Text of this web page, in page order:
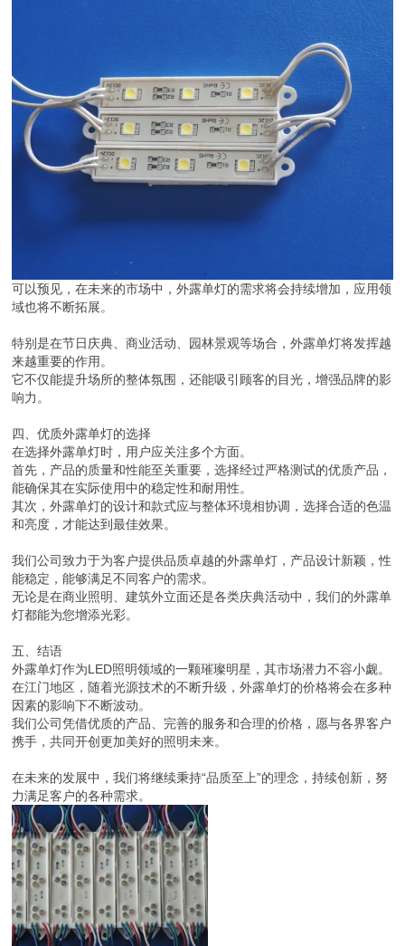
可以预见，在未来的市场中，外露单灯的需求将会持续增加，应用领
域也将不断拓展。
特别是在节日庆典、商业活动、园林景观等场合，外露单灯将发挥越
来越重要的作用。
它不仅能提升场所的整体氛围，还能吸引顾客的目光，增强品牌的影
响力。
四、优质外露单灯的选择
在选择外露单灯时，用户应关注多个方面。
首先，产品的质量和性能至关重要，选择经过严格测试的优质产品，
能确保其在实际使用中的稳定性和耐用性。
其次，外露单灯的设计和款式应与整体环境相协调，选择合适的色温
和亮度，才能达到最佳效果。
我们公司致力于为客户提供品质卓越的外露单灯，产品设计新颖，性
能稳定，能够满足不同客户的需求。
无论是在商业照明、建筑外立面还是各类庆典活动中，我们的外露单
灯都能为您增添光彩。
五、结语
外露单灯作为LED照明领域的一颗璀璨明星，其市场潜力不容小觑。
在江门地区，随着光源技术的不断升级，外露单灯的价格将会在多种
因素的影响下不断波动。
我们公司凭借优质的产品、完善的服务和合理的价格，愿与各界客户
携手，共同开创更加美好的照明未来。
在未来的发展中，我们将继续秉持“品质至上”的理念，持续创新，努
力满足客户的各种需求。